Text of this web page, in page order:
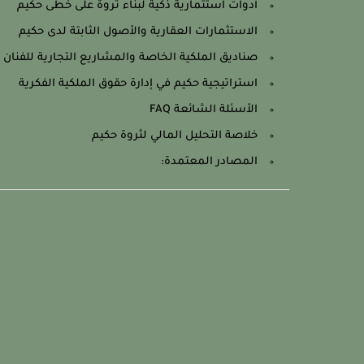
أدوات استثمارية ذكية لبناء ثروة على خطى حكيم
الاستثمارات العقارية والأصول الثابتة لدى حكيم
صناديق الملكية الخاصة والمشاريع التجارية
استراتيجية حكيم في إدارة حقوق الملكية الفكرية
الأسئلة الشائعة FAQ
خلاصة التحليل المالي لثروة حكيم
المصادر المعتمدة: